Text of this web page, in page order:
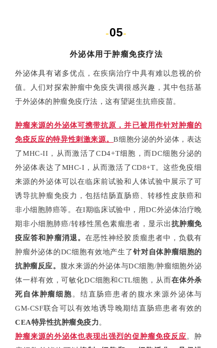
-05-
外泌体用于肿瘤免疫疗法
外泌体具有诸多优点，在疾病治疗中具有难以忽视的价
值。人们对探索肿瘤中免疫失调很感兴趣，其中包括基
于外泌体的肿瘤免疫疗法，这有望诞生抗癌疫苗。
肿瘤来源的外泌体可携带抗原，并已被用作针对肿瘤的
免疫反应的特异性刺激来源。B细胞分泌的外泌体，表达
了MHC-II，从而激活了CD4+T细胞，而DC细胞分泌的
外泌体表达了MHC-I，从而激活了CD8+T。这些免疫细
来源的外泌体可以在临床前试验和人体试验中展示了可
诱导抗肿瘤免疫力，包括结肠直肠癌、转移性皮肤癌和
非小细胞肺癌等。 在I期临床试验中，用DC外泌体治疗晚
期非小细胞肺癌/转移性黑色素瘤患者，显示出抗肿瘤免
疫应答和肿瘤消退。 在恶性神经胶质瘤患者中，负载有
肿瘤外泌体的DC细胞有效地产生了针对自体肿瘤细胞的
抗肿瘤反应。
腹水来源的外泌体与DC细胞/肿瘤细胞外泌
体一样有效，可敏化DC细胞和CTL细胞，从而在体外杀
死自体肿瘤细胞。结直肠癌患者的腹水来源外泌体与
GM-CSF联合可以有效地诱导晚期结直肠癌患者有效的
CEA特异性抗肿瘤免疫力。
肿瘤来源的外泌体也表现出强烈的促肿瘤免疫反应。肿